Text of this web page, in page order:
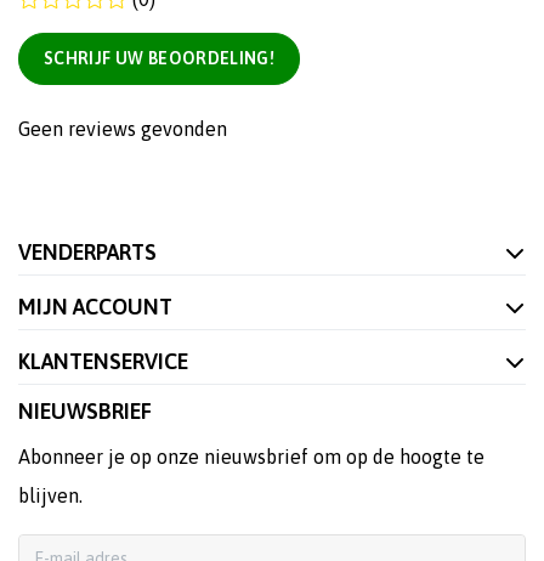
SCHRIJF UW BEOORDELING!
Geen reviews gevonden
VENDERPARTS
MIJN ACCOUNT
KLANTENSERVICE
NIEUWSBRIEF
Abonneer je op onze nieuwsbrief om op de hoogte te
blijven.